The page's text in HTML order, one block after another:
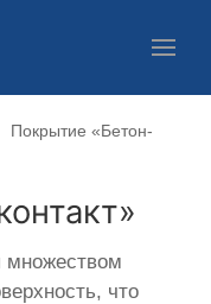
Покрытие «Бетон-
множеством
что